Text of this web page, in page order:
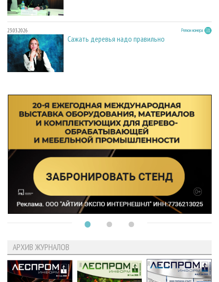
23.03.2026 Регион номера
Сажать деревья надо правильно
АРХИВ ЖУРНАЛОВ